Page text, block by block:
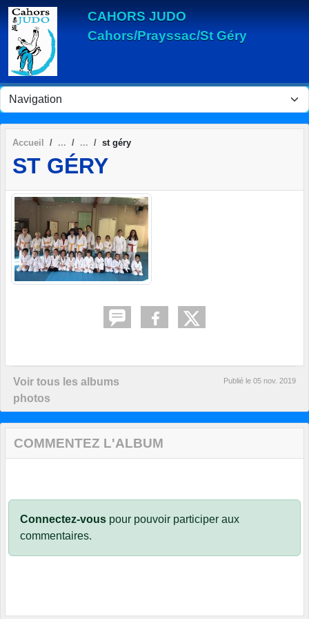
CAHORS JUDO
Cahors/Prayssac/St Géry
Accueil st géry
ST GÉRY
Voir tous les albums
photos
Publié le 05 nov. 2019
COMMENTEZ L'ALBUM
Connectez-vous pour pouvoir participer aux
commentaires.
Panneau de gestion des cookies